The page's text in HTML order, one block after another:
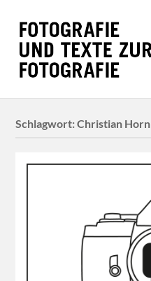
Schlagwort:Christian Horn